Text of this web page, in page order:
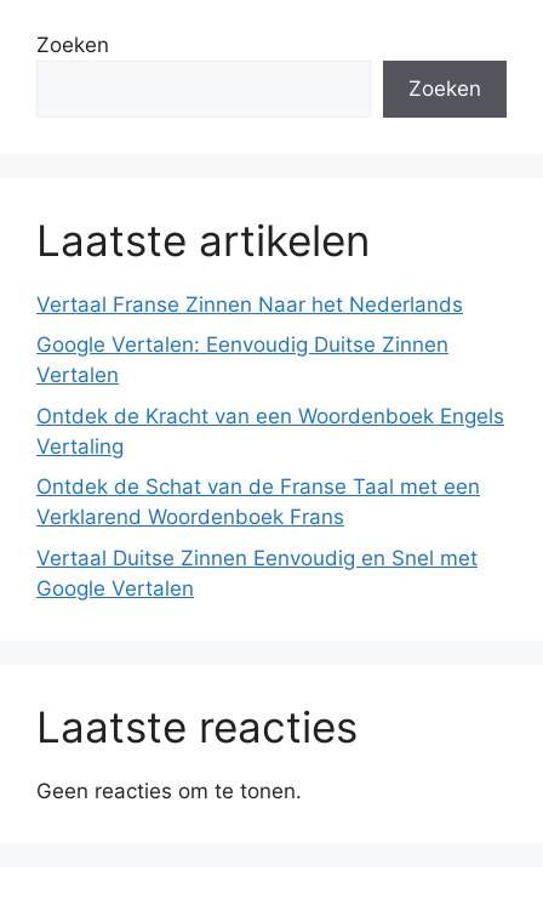
Zoeken
Zoeken
Laatste artikelen
Vertaal Franse Zinnen Naar het Nederlands
Google Vertalen: Eenvoudig Duitse Zinnen
Vertalen
Ontdek de Kracht van een Woordenboek Engels
Vertaling
Ontdek de Schat van de Franse Taal met een
Verklarend Woordenboek Frans
Vertaal Duitse Zinnen Eenvoudig en Snel met
Google Vertalen
Laatste reacties
Geen reacties om te tonen.